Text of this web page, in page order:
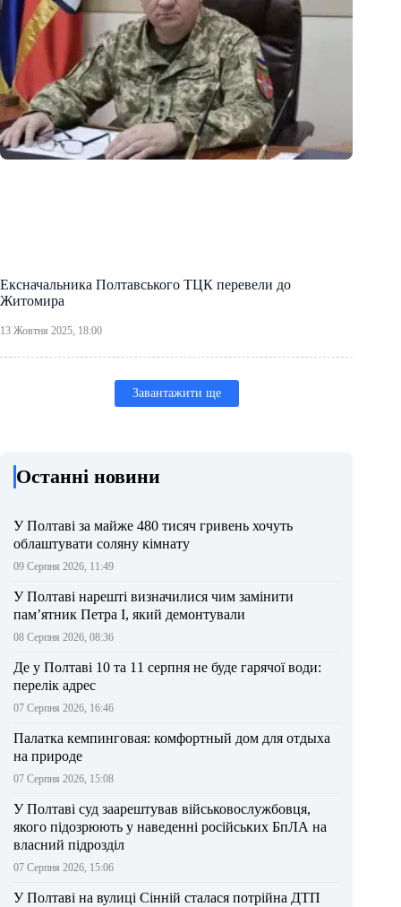
Ексначальника Полтавського ТЦК перевели до
Житомира
13 Жовтня 2025, 18:00
Завантажити ще
Останні новини
У Полтаві за майже 480 тисяч гривень хочуть
облаштувати соляну кімнату
09 Серпня 2026, 11:49
У Полтаві нарешті визначилися чим замінити
пам’ятник Петра І, який демонтували
08 Серпня 2026, 08:36
Де у Полтаві 10 та 11 серпня не буде гарячої води:
перелік адрес
07 Серпня 2026, 16:46
Палатка кемпинговая: комфортный дом для отдыха
на природе
07 Серпня 2026, 15:08
У Полтаві суд заарештував військовослужбовця,
якого підозрюють у наведенні російських БпЛА на
власний підрозділ
07 Серпня 2026, 15:06
У Полтаві на вулиці Сінній сталася потрійна ДТП